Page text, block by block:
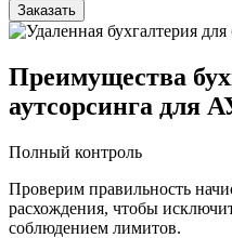
Заказать
Преимущества
аутсорсинга для
Полный контроль
Проверим правильность
расхождения, чтобы
соблюдением лимитов.